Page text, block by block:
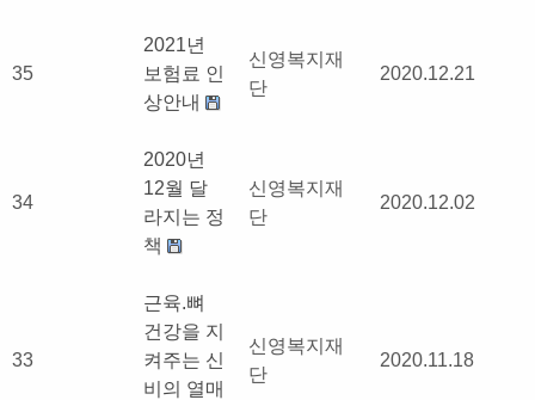
35
2021년
보험료 인
상안내
신영복지재
단
2020.12.21
34
2020년
12월 달
라지는 정
책
신영복지재
단
2020.12.02
33
근육.뼈
건강을 지
켜주는 신
비의 열매
신영복지재
단
2020.11.18